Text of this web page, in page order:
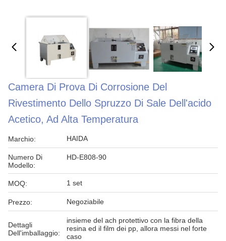
Camera Di Prova Di Corrosione Del
Rivestimento Dello Spruzzo Di Sale Dell'acido
Acetico, Ad Alta Temperatura
Marchio: HAIDA
Numero Di
Modello:
HD-E808-90
MOQ: 1 set
Prezzo: Negoziabile
Dettagli
Dell'imballaggio:
insieme del ach protettivo con la fibra della
resina ed il film dei pp, allora messi nel forte
caso